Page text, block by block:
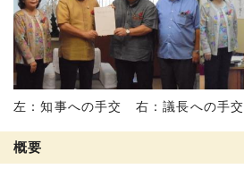
左：知事への手交 右：議長への手交
概要